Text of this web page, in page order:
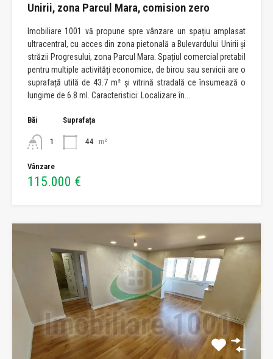
Unirii, zona Parcul Mara, comision zero
Imobiliare 1001 vă propune spre vânzare un spațiu amplasat
ultracentral, cu acces din zona pietonală a Bulevardului Unirii și
străzii Progresului, zona Parcul Mara. Spațiul comercial pretabil
pentru multiple activități economice, de birou sau servicii are o
suprafață utilă de 43.7 m² și vitrină stradală ce însumează o
lungime de 6.8 ml. Caracteristici: Localizare în...
Băi
1
Suprafața
44 m²
Vânzare
115.000 €